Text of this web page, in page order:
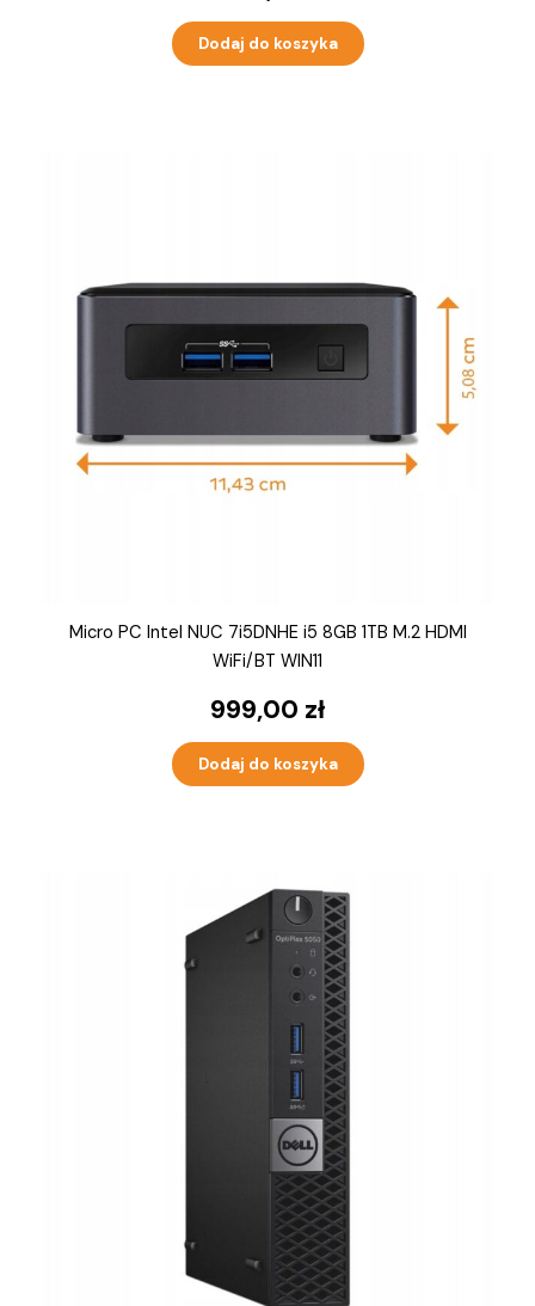
Dodaj do koszyka
Micro PC Intel NUC 7i5DNHE i5 8GB 1TB M.2 HDMI
WiFi/BT WIN11
999,00 zł
Dodaj do koszyka